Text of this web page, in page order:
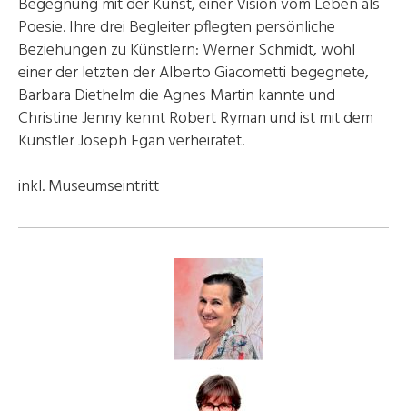
Poesie. Ihre drei Begleiter pflegten persönliche
Beziehungen zu Künstlern: Werner Schmidt, wohl
einer der letzten der Alberto Giacometti begegnete,
Barbara Diethelm die Agnes Martin kannte und
Christine Jenny kennt Robert Ryman und ist mit dem
Künstler Joseph Egan verheiratet.
inkl. Museumseintritt